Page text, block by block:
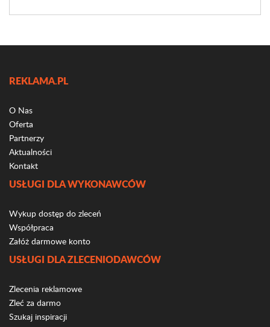
REKLAMA.PL
O Nas
Oferta
Partnerzy
Aktualności
Kontakt
USŁUGI DLA WYKONAWCÓW
Wykup dostęp do zleceń
Współpraca
Załóż darmowe konto
USŁUGI DLA ZLECENIODAWCÓW
Zlecenia reklamowe
Zleć za darmo
Szukaj inspiracji